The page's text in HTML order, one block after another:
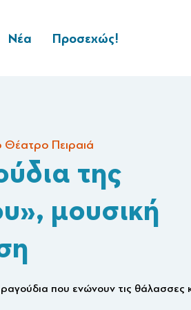
Νέα Προσεχώς!
Θέατρο Πειραιά
της
μουσική
που ενώνουν τις θάλασσες